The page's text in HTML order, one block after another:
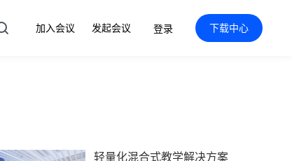
加入会议 发起会议 登录 下载中心
轻量化混合式教学解决方案